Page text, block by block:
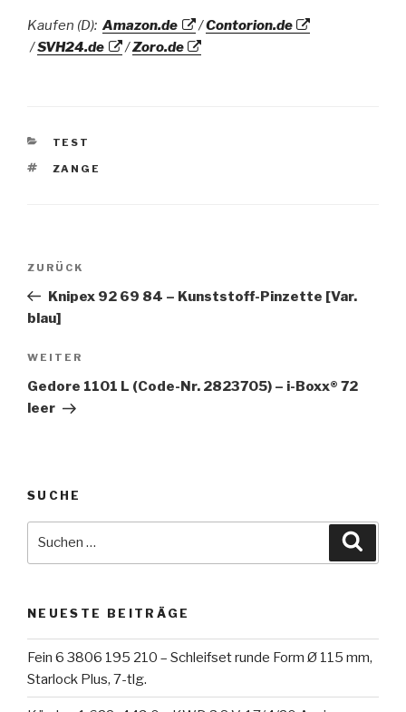
Kaufen (D): Amazon.de /Contorion.de
/SVH24.de /Zoro.de
KATEGORIEN
TEST
SCHLAGWÖRTER
ZANGE
Beitragsnavigation
Vorheriger
Beitrag
ZURÜCK
Knipex 92 69 84 – Kunststoff-Pinzette [Var.
blau]
Nächster
Beitrag
WEITER
Gedore 1101 L (Code-Nr. 2823705) – i-Boxx® 72
leer
SUCHE
NEUESTE BEITRÄGE
Fein 6 3806 195 210 – Schleifset runde Form Ø 115 mm,
Starlock Plus, 7-tlg.